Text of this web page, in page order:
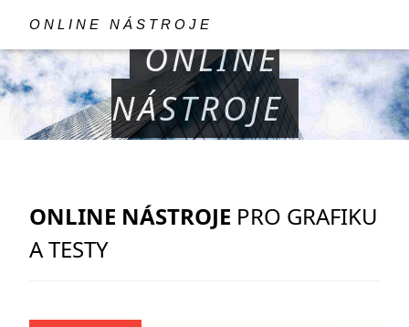
ONLINE NÁSTROJE
ONLINE
NÁSTROJE
ONLINE NÁSTROJE PRO GRAFIKU
A TESTY